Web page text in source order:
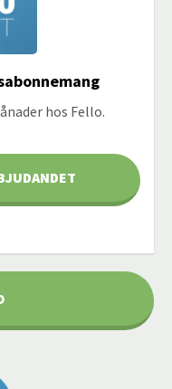
hos Fello.